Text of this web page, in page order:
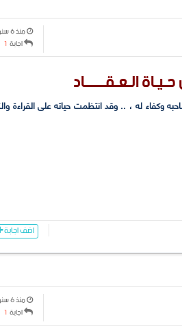
منذ 6 سنوات
اجابة1
الـعـقــــــاد
له ، .. وقد انتظمت حياته على القراءة
اضف اجابة
منذ 6 سنوات
اجابة1